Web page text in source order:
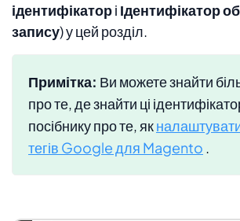
ідентифікаторі Ідентифікатор
запису) у цей розділ.
Примітка: Ви можете знайти
про те, де знайти ці
посібнику про те, як
тегів Google для Magento .